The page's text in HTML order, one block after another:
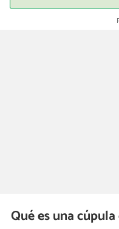
Qué es una